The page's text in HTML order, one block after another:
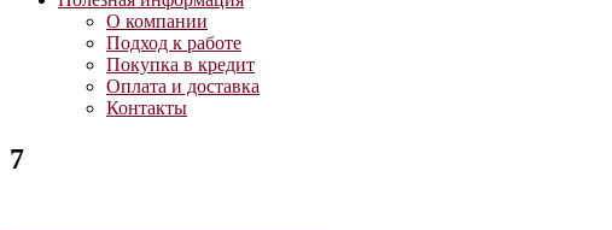
О компании
Подход к работе
Покупка в кредит
Оплата и доставка
Контакты
7